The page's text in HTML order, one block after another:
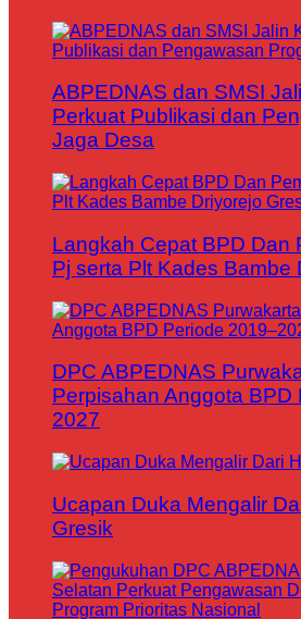
ABPEDNAS dan SMSI
Perkuat Publikasi dan
Jaga Desa
Langkah Cepat BPD Dan
Pj serta Plt Kades Bambe
DPC ABPEDNAS
Perpisahan Anggota BPD
2027
Ucapan Duka Mengalir
Gresik